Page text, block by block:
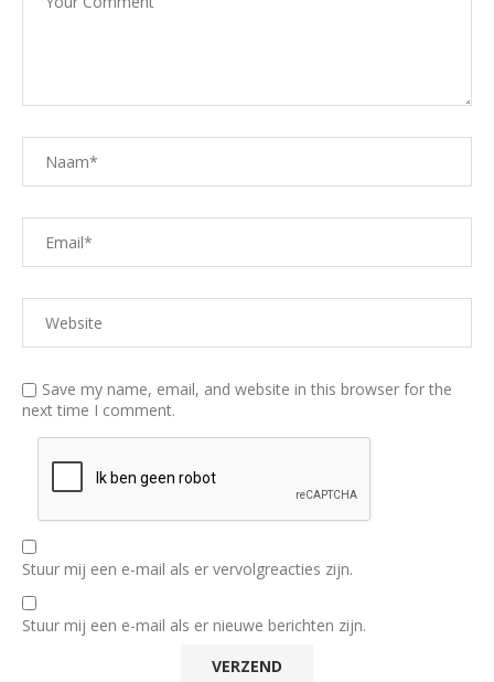
Save my name, email, and website in this browser for the
next time I comment.
Stuur mij een e-mail als er vervolgreacties zijn.
Stuur mij een e-mail als er nieuwe berichten zijn.